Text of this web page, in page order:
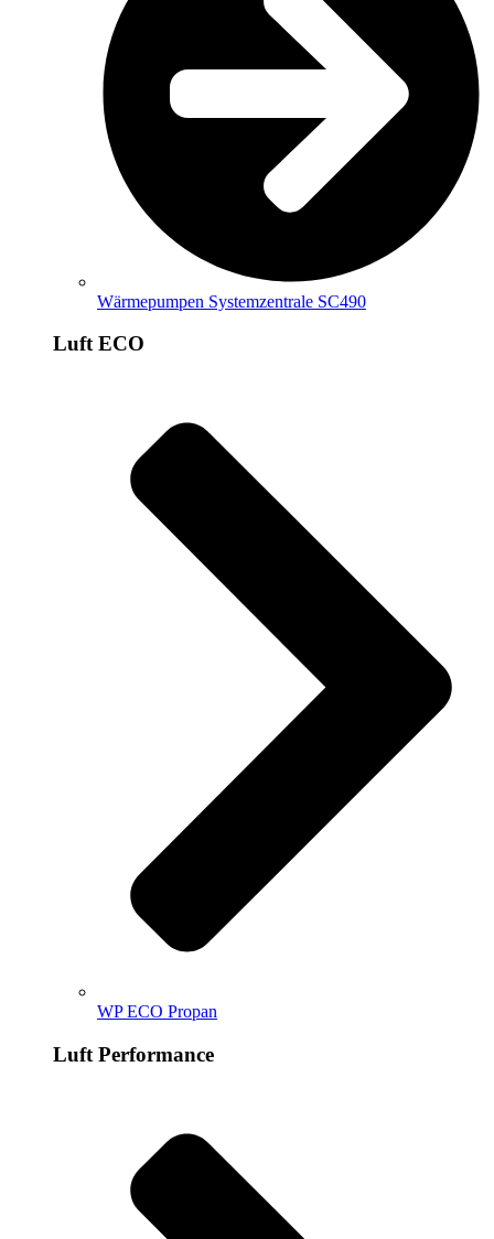
Wärmepumpen Systemzentrale SC490
Luft ECO
WP ECO Propan
Luft Performance